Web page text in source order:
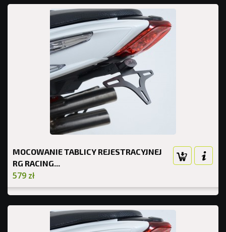
MOCOWANIE TABLICY REJESTRACYJNEJ
RG RACING...
579 zł